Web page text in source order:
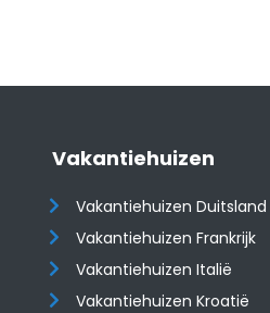
Vakantiehuizen
Vakantiehuizen Duitsland
Vakantiehuizen Frankrijk
Vakantiehuizen Italië
Vakantiehuizen Kroatië